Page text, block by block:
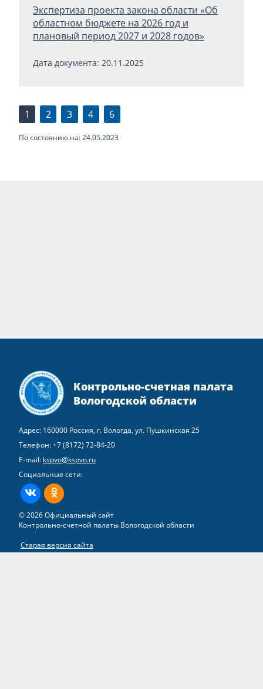
Экспертиза проекта закона области «Об
областном бюджете на 2026 год и
плановый период 2027 и 2028 годов»
Дата документа: 20.11.2025
1 2 3 4 6
По состоянию на: 24.05.2023
Контрольно-счетная палата
Вологодской области
Адрес: 160000 Россия, г. Вологда, ул. Пушкинская 25
Телефон:+7 (8172) 72-84-20
E-mail: kspvo@kspvo.ru
Социальные сети:
ВКонтактеОдноклассники
© 2026 Официальный сайт
Контрольно-счетной палаты Вологодской области
Старая версия сайта